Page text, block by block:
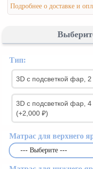
Подробнее о доставке и
Тип:
3D с подсветкой фар,
3D с подсветкой фар,
(+2,000 ₽)
Матрас для верхнего